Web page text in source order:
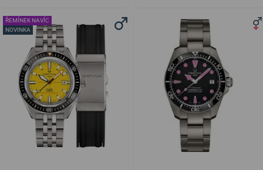
ŘEMÍNEK NAVÍC
NOVINKA